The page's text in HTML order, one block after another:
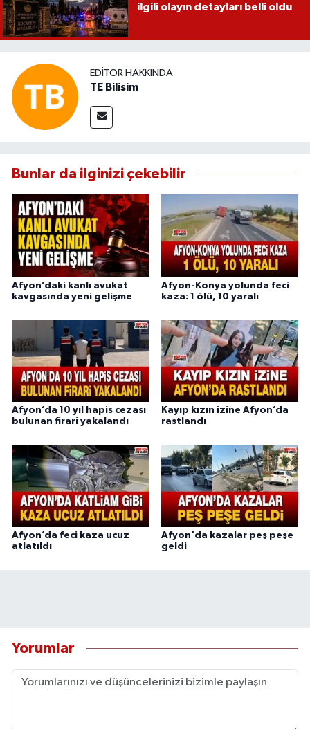
ilgili olayın detayları belli oldu
EDITÖR HAKKINDA
TE Bilisim
Bunlar da ilginizi çekebilir
Afyon’daki kanlı avukat
kavgasında yeni gelişme
Afyon-Konya yolunda feci
kaza: 1 ölü, 10 yaralı
Afyon’da 10 yıl hapis cezası
bulunan firari yakalandı
Kayıp kızın izine Afyon’da
rastlandı
Afyon’da feci kaza ucuz
atlatıldı
Afyon'da kazalar peş peşe
geldi
Yorumlar